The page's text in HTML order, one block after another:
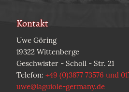
Kontakt
Uwe Göring
19322 Wittenberge
Geschwister - Scholl - Str. 21
Telefon: +49 (0)3877 73576 und
uwe@laguiole-germany.de